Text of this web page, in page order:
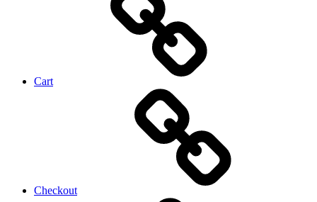
Cart
Checkout